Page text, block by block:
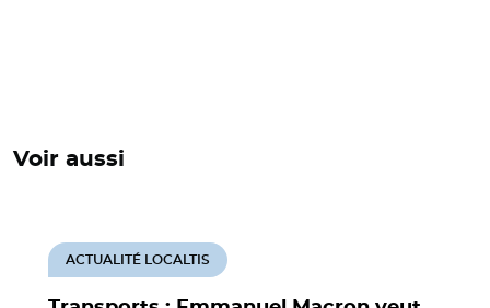
Voir aussi
ACTUALITÉ LOCALTIS